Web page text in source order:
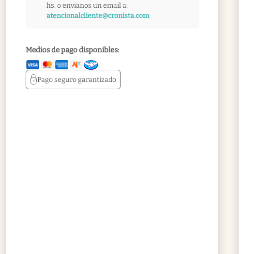
hs. o envianos un email a:
atencionalcliente@cronista.com
Medios de pago disponibles:
Pago segurogarantizado